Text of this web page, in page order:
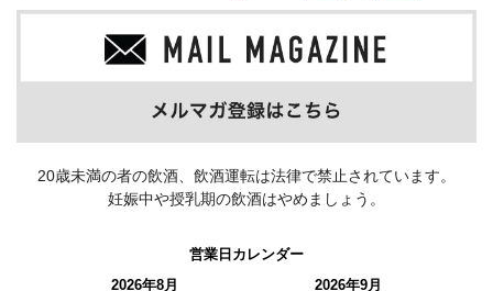
20歳未満の者の飲酒、飲酒運転は法律で禁止されています。
妊娠中や授乳期の飲酒はやめましょう。
営業日カレンダー
2026年8月
2026年9月